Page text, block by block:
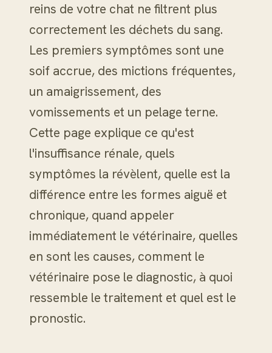
reins de votre chat ne filtrent plus
correctement les déchets du sang.
Les premiers symptômes sont une
soif accrue, des mictions fréquentes,
un amaigrissement, des
vomissements et un pelage terne.
Cette page explique ce qu'est
l'insuffisance rénale, quels
symptômes la révèlent, quelle est la
différence entre les formes aiguë et
chronique, quand appeler
immédiatement le vétérinaire, quelles
en sont les causes, comment le
vétérinaire pose le diagnostic, à quoi
ressemble le traitement et quel est le
pronostic.